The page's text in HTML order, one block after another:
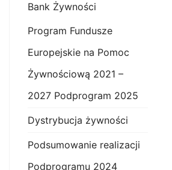
Bank Żywności
Program Fundusze
Europejskie na Pomoc
Żywnościową 2021 –
2027 Podprogram 2025
Dystrybucja żywności
Podsumowanie realizacji
Podprogramu 2024